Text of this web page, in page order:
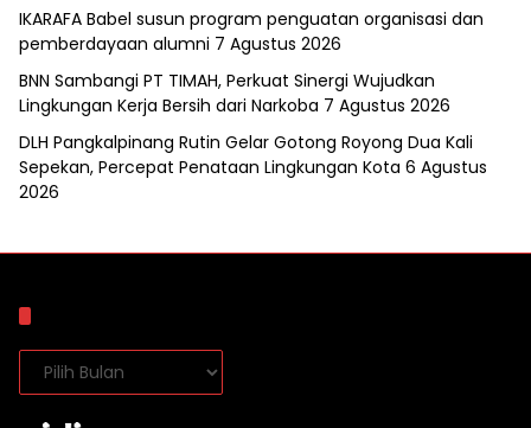
IKARAFA Babel susun program penguatan organisasi dan
pemberdayaan alumni 7 Agustus 2026
BNN Sambangi PT TIMAH, Perkuat Sinergi Wujudkan
Lingkungan Kerja Bersih dari Narkoba 7 Agustus 2026
DLH Pangkalpinang Rutin Gelar Gotong Royong Dua Kali
Sepekan, Percepat Penataan Lingkungan Kota 6 Agustus
2026
Arsip